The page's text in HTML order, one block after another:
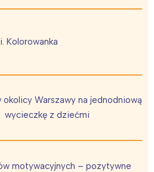
Kolorowanka
okolicy Warszawy na jednodniową
wycieczkę z dziećmi
motywacyjnych – pozytywne